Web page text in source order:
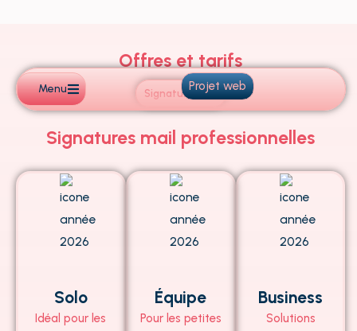
Menu Projet web
Offres et tarifs
Signatures pro
Signatures mail professionnelles
Solo
Idéal pour les
Équipe
Pour les petites
Business
Solutions